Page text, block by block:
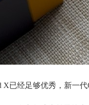
X已经足够优秀，新一代